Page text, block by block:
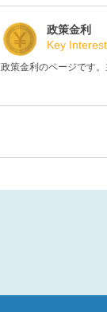
政策金利
Key
政策金利のページです